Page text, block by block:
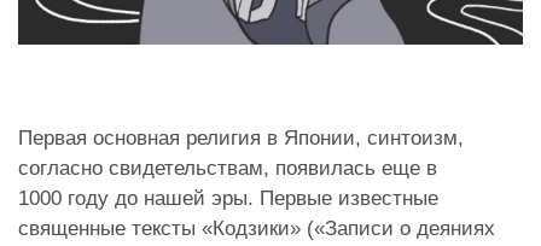
Первая основная религия в Японии, синтоизм,
согласно свидетельствам, появилась еще в
1000 году до нашей эры. Первые известные
священные тексты «Кодзики» («Записи о деяниях